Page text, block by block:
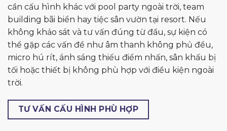
cần cấu hình khác với pool party ngoài trời, team
building bãi biển hay tiệc sân vườn tại resort. Nếu
không khảo sát và tư vấn đúng từ đầu, sự kiện có
thể gặp các vấn đề như âm thanh không phủ đều,
micro hú rít, ánh sáng thiếu điểm nhấn, sân khấu bị
tối hoặc thiết bị không phù hợp với điều kiện ngoài
trời.
TƯ VẤN CẤU HÌNH PHÙ HỢP